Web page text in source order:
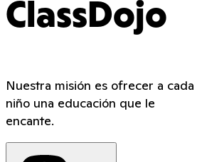
ClassDojo
Nuestra misión es ofrecer a cada
niño una educación que le
encante.